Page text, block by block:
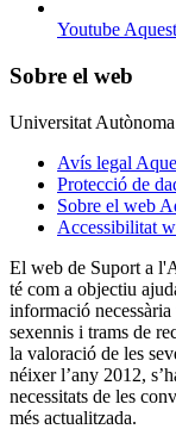
Youtube
Sobre el web
Universitat
Avís legal
Protecció de
Sobre el web
Accessibilitat
El web de Suport a
té com a objectiu
informació
sexennis i trams de
la valoració de les
néixer l’any 2012,
necessitats de les
més actualitzada.